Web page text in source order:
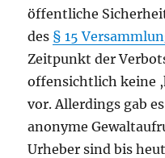
öffentliche
des § 15
Zeitpunkt der
offensichtlich keine
vor. Allerdings gab
anonyme
Urheber sind bis